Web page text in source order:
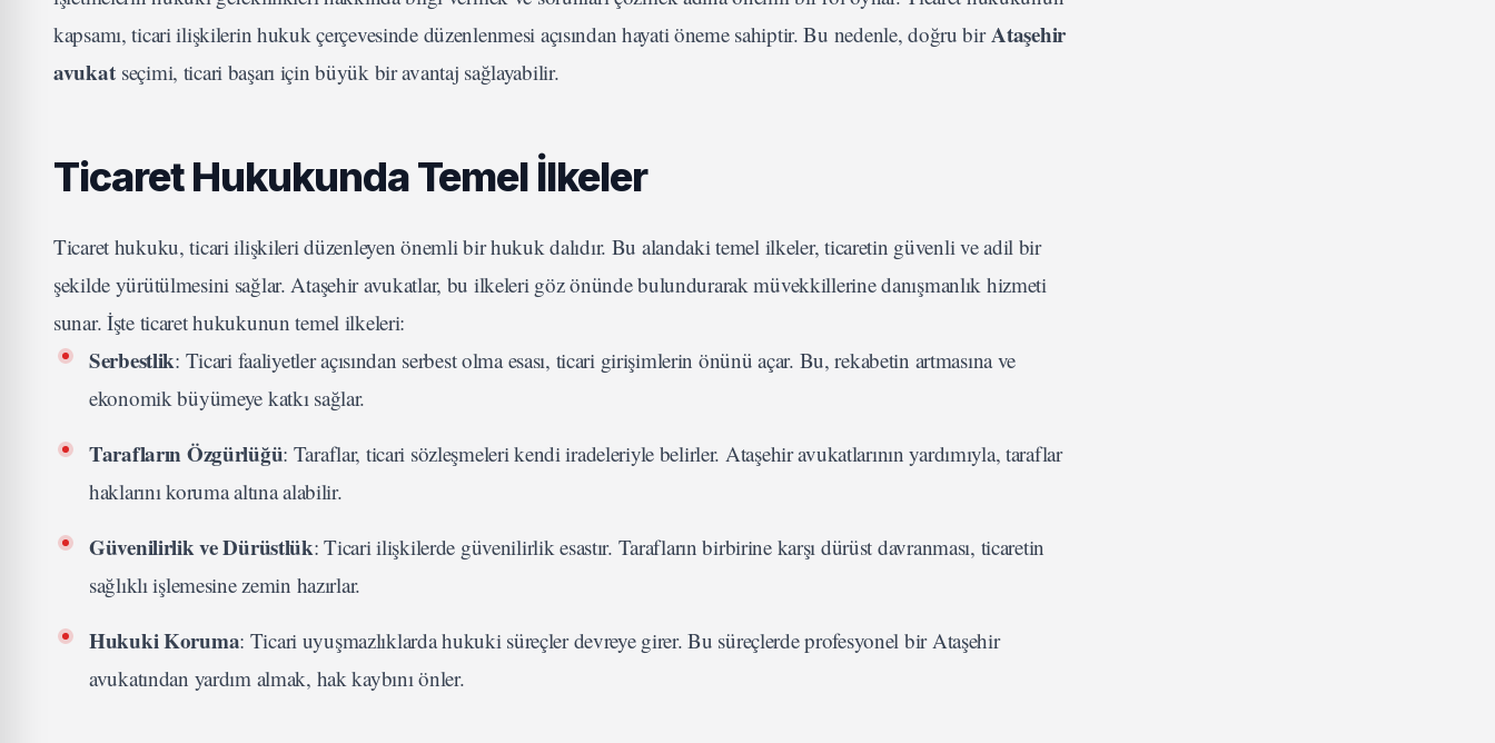
kapsamı, ticari ilişkilerin hukuk çerçevesinde düzenlenmesi açısından hayati öneme sahiptir. Bu nedenle, doğru birAtaşehir
avukatseçimi, ticari başarı için büyük bir avantaj sağlayabilir.
Ticaret Hukukunda Temel İlkeler
Ticaret hukuku, ticari ilişkileri düzenleyen önemli bir hukuk dalıdır. Bu alandaki temel ilkeler, ticaretin güvenli ve adil bir
şekilde yürütülmesini sağlar. Ataşehir avukatlar, bu ilkeleri göz önünde bulundurarak müvekkillerine danışmanlık hizmeti
sunar. İşte ticaret hukukunun temel ilkeleri:
Serbestlik: Ticari faaliyetler açısından serbest olma esası, ticari girişimlerin önünü açar. Bu, rekabetin artmasına ve
ekonomik büyümeye katkı sağlar.
Tarafların Özgürlüğü: Taraflar, ticari sözleşmeleri kendi iradeleriyle belirler. Ataşehir avukatlarının yardımıyla, taraflar
haklarını koruma altına alabilir.
Güvenilirlik ve Dürüstlük: Ticari ilişkilerde güvenilirlik esastır. Tarafların birbirine karşı dürüst davranması, ticaretin
sağlıklı işlemesine zemin hazırlar.
Hukuki Koruma: Ticari uyuşmazlıklarda hukuki süreçler devreye girer. Bu süreçlerde profesyonel bir Ataşehir
avukatından yardım almak, hak kaybını önler.